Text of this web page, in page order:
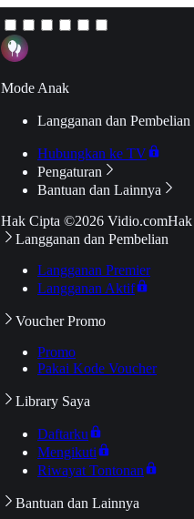
Mode Anak
Langganan dan Pembelian
Hubungkan ke TV
Pengaturan
Bantuan dan Lainnya
Hak Cipta ©2026 Vidio.com
Langganan dan Pembelian
Langganan Premier
Langganan Aktif
Voucher Promo
Promo
Pakai Kode Voucher
Library Saya
Daftarku
Mengikuti
Riwayat Tontonan
Bantuan dan Lainnya